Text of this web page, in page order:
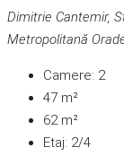
Dimitrie Cantemir,
Metropolitană
Camere: 2
47 m²
62m²
Etaj: 2/4